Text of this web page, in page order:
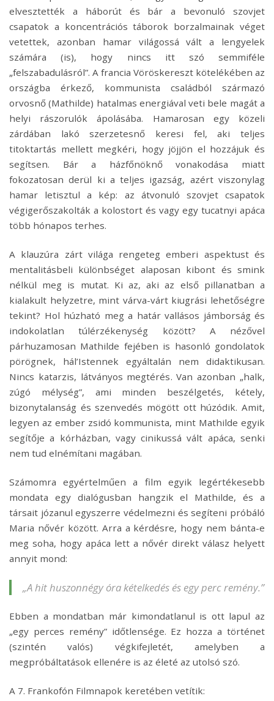
elvesztették a háborút és bár a bevonuló szovjet
csapatok a koncentrációs táborok borzalmainak véget
vetettek, azonban hamar világossá vált a lengyelek
számára (is), hogy nincs itt szó semmiféle
„felszabadulásról”. A francia Vöröskereszt kötelékében az
országba érkező, kommunista családból származó
orvosnő (Mathilde) hatalmas energiával veti bele magát a
helyi rászorulók ápolásába. Hamarosan egy közeli
zárdában lakó szerzetesnő keresi fel, aki teljes
titoktartás mellett megkéri, hogy jöjjön el hozzájuk és
segítsen. Bár a házfőnöknő vonakodása miatt
fokozatosan derül ki a teljes igazság, azért viszonylag
hamar letisztul a kép: az átvonuló szovjet csapatok
végigerőszakolták a kolostort és vagy egy tucatnyi apáca
több hónapos terhes.
A klauzúra zárt világa rengeteg emberi aspektust és
mentalitásbeli különbséget alaposan kibont és smink
nélkül meg is mutat. Ki az, aki az első pillanatban a
kialakult helyzetre, mint várva-várt kiugrási lehetőségre
tekint? Hol húzható meg a határ vallásos jámborság és
indokolatlan túlérzékenység között? A nézővel
párhuzamosan Mathilde fejében is hasonló gondolatok
pörögnek, hál’Istennek egyáltalán nem didaktikusan.
Nincs katarzis, látványos megtérés. Van azonban „halk,
zúgó mélység”, ami minden beszélgetés, kétely,
bizonytalanság és szenvedés mögött ott húzódik. Amit,
legyen az ember zsidó kommunista, mint Mathilde egyik
segítője a kórházban, vagy cinikussá vált apáca, senki
nem tud elnémítani magában.
Számomra egyértelműen a film egyik legértékesebb
mondata egy dialógusban hangzik el Mathilde, és a
társait józanul egyszerre védelmezni és segíteni próbáló
Maria nővér között. Arra a kérdésre, hogy nem bánta-e
meg soha, hogy apáca lett a nővér direkt válasz helyett
annyit mond:
„A hit huszonnégy óra kételkedés és egy perc remény.”
Ebben a mondatban már kimondatlanul is ott lapul az
„egy perces remény” időtlensége. Ez hozza a történet
(szintén valós) végkifejletét, amelyben a
megpróbáltatások ellenére is az életé az utolsó szó.
A 7. Frankofón Filmnapok keretében vetítik: